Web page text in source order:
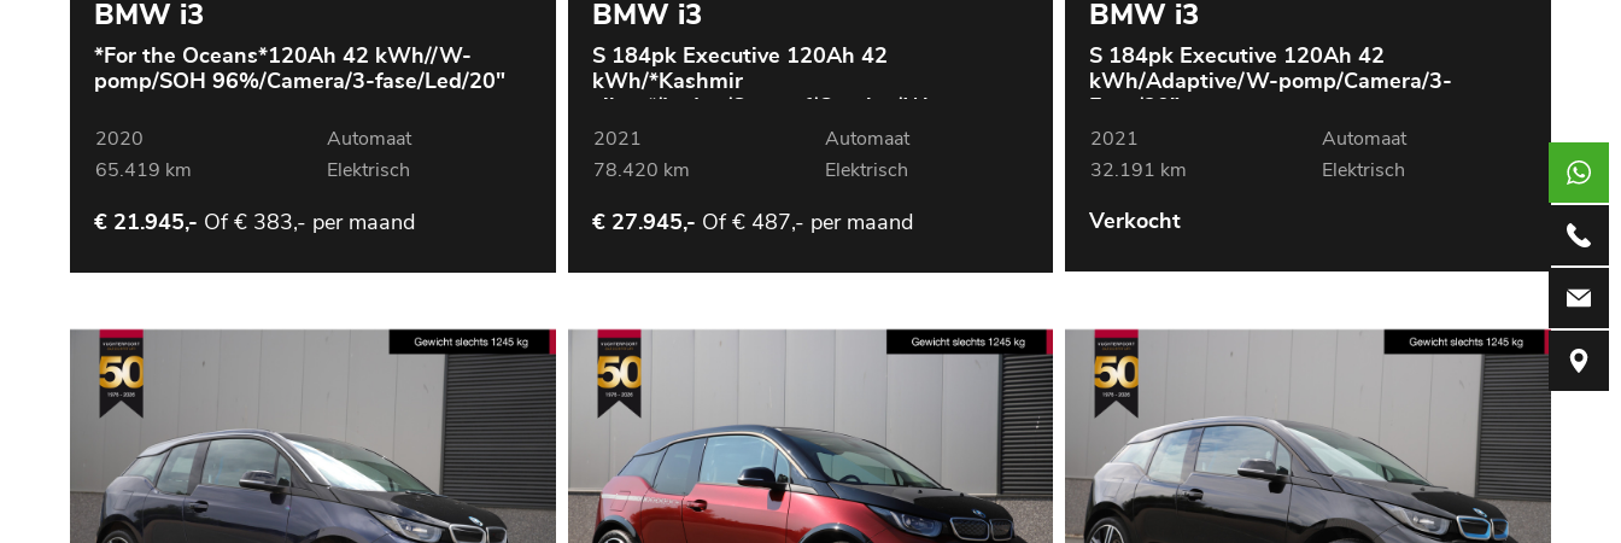
073-
BMW i3
*For the Oceans*120Ah 42 kWh//W-
pomp/SOH 96%/Camera/3-fase/Led/20"
2020
Automaat
65.419 km
Elektrisch
€ 21.945,- Of € 383,- per maand
BMW i3
S 184pk Executive 120Ah 42
kWh/*Kashmir
pomp/Camera/3-fase
2021
Automaat
78.420 km
Elektrisch
€ 27.945,- Of € 487,- per maand
BMW i3
S 184pk Executive 120Ah 42
kWh/Adaptive/W-pomp/Camera/3-
2021
Automaat
32.191 km
Elektrisch
Verkocht